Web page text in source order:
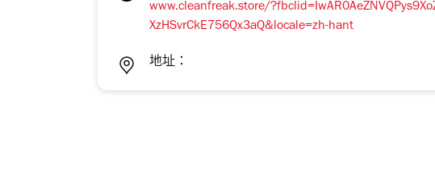
www.cleanfreak.store/
XzHSvrCkE756Qx3aQ&locale=zh-hant
地址：